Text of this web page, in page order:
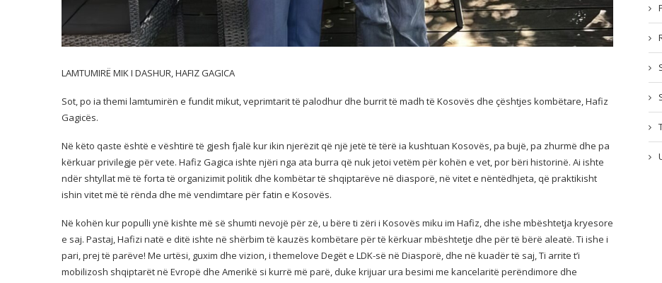
LAMTUMIRË MIK I DASHUR, HAFIZ GAGICA
Sot, po ia themi lamtumirën e fundit mikut, veprimtarit të palodhur dhe burrit të madh të Kosovës dhe çështjes kombëtare, Hafiz
Gagicës.
Në këto qaste është e vështirë të gjesh fjalë kur ikin njerëzit që një jetë të tërë ia kushtuan Kosovës, pa bujë, pa zhurmë dhe pa
kërkuar privilegje për vete. Hafiz Gagica ishte njëri nga ata burra që nuk jetoi vetëm për kohën e vet, por bëri historinë. Ai ishte
ndër shtyllat më të forta të organizimit politik dhe kombëtar të shqiptarëve në diasporë, në vitet e nëntëdhjeta, që praktikisht
ishin vitet më të rënda dhe më vendimtare për fatin e Kosovës.
Në kohën kur populli ynë kishte më së shumti nevojë për zë, u bëre ti zëri i Kosovës miku im Hafiz, dhe ishe mbështetja kryesore
e saj. Pastaj, Hafizi natë e ditë ishte në shërbim të kauzës kombëtare për të kërkuar mbështetje dhe për të bërë aleatë. Ti ishe i
pari, prej të parëve! Me urtësi, guxim dhe vizion, i themelove Degët e LDK-së në Diasporë, dhe në kuadër të saj, Ti arrite t’i
mobilizosh shqiptarët në Evropë dhe Amerikë si kurrë më parë, duke krijuar ura besimi me kancelaritë perëndimore dhe